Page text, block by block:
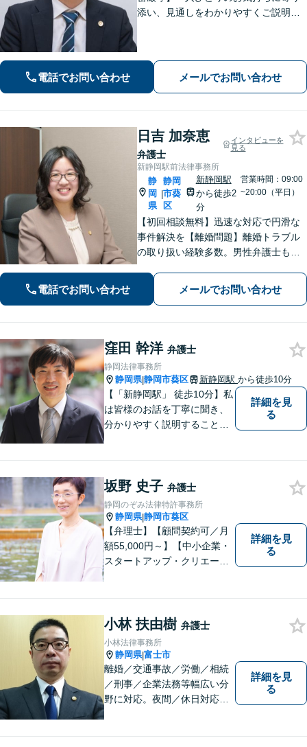
添い、見通しをわかりやすくご説明。
電話でお問い合わせ メールでお問い合わせ
日吉 加奈恵
弁護士
インタビューを
見る
新静岡駅前法律事務所
静
岡
県
|
静岡
市葵
区
新静岡駅
から徒歩2
分
営業時間：09:00
~20:00（平日）
【初回相談無料】迅速な対応で円滑な
事件解決を【離婚問題】離婚トラブル
の取り扱い経験多数。男性弁護士も在
イス【相続問題】全国出張も対応。関
連士業とも連携し、満足度の高い相続
電話でお問い合わせ メールでお問い合わせ
窪田 幹洋 弁護士
静岡法律事務所
静岡県|静岡市葵区 新静岡駅 から徒歩10分
【「新静岡駅」 徒歩10分】私
は皆様のお話を丁寧に聞き、
分かりやすく説明することを
す。 どんな些細なことでも結
構ですので、お気軽にご相談
ください。
詳細を見
る
坂野 史子 弁護士
静岡のぞみ法律特許事務所
静岡県|静岡市葵区
【弁理士】【顧問契約可／月
額55,000円～】【中小企業・
スタートアップ・クリエータ
標、著作権、不正競争防止法
の専門知識・経験豊富」「リ
ーガルフォースの高精度契約
書チェック」
詳細を見
る
小林 扶由樹 弁護士
小林法律事務所
静岡県|富士市
離婚／交通事故／労働／相続
／刑事／企業法務等幅広い分
野に対応。夜間／休日対応
詳細を見
る